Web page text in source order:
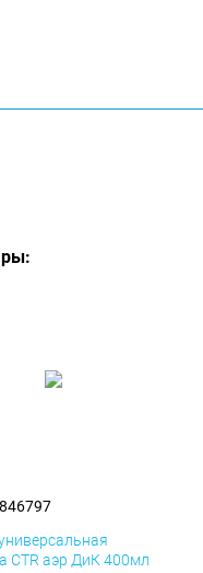
CTR аэр ДиК 400мл